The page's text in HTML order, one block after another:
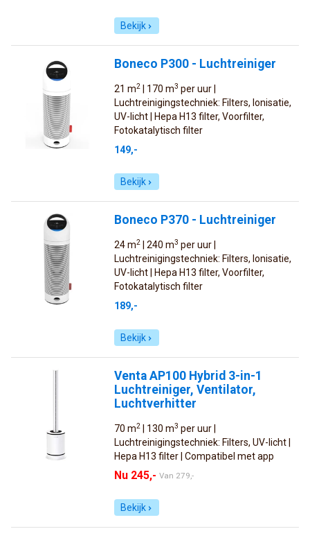
Bekijk
Boneco P300 - Luchtreiniger
21 m2 | 170 m3 per uur |
Luchtreinigingstechniek: Filters, Ionisatie,
UV-licht | Hepa H13 filter, Voorfilter,
Fotokatalytisch filter
149,-
Bekijk
Boneco P370 - Luchtreiniger
24 m2 | 240 m3 per uur |
Luchtreinigingstechniek: Filters, Ionisatie,
UV-licht | Hepa H13 filter, Voorfilter,
Fotokatalytisch filter
189,-
Bekijk
Venta AP100 Hybrid 3-in-1
Luchtreiniger, Ventilator,
Luchtverhitter
70 m2 | 130 m3 per uur |
Luchtreinigingstechniek: Filters, UV-licht |
Hepa H13 filter | Compatibel met app
Nu 245,- Van 279,-
Bekijk